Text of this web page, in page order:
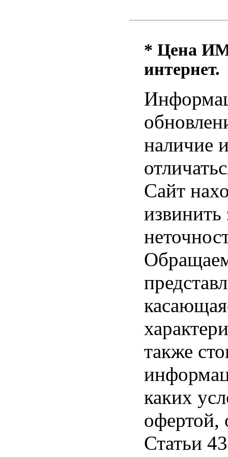
* Цена ИМ
интернет.
наличие
Сайт
также
каких
офертой,
Статьи